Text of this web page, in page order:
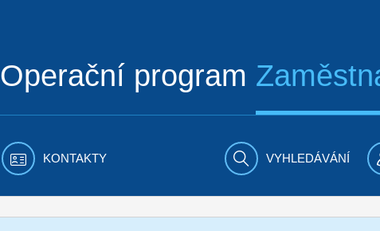
Operační program
KONTAKTY VYHLEDÁVÁNÍ